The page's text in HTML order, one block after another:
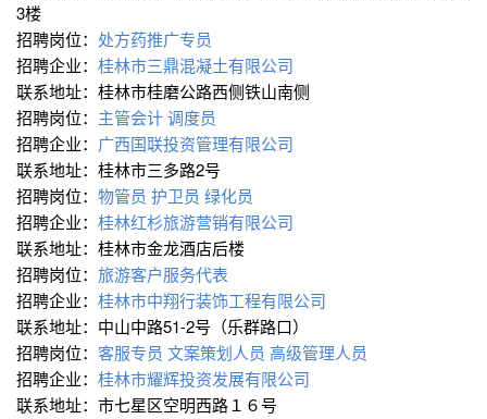
3楼
招聘岗位： 处方药推广专员
招聘企业： 桂林市三鼎混凝土有限公司
联系地址：桂林市桂磨公路西侧铁山南侧
招聘岗位： 主管会计调度员
招聘企业： 广西国联投资管理有限公司
联系地址：桂林市三多路2号
招聘岗位： 物管员 护卫员 绿化员
招聘企业： 桂林红杉旅游营销有限公司
联系地址：桂林市金龙酒店后楼
招聘岗位： 旅游客户服务代表
招聘企业： 桂林市中翔行装饰工程有限公司
联系地址：中山中路51-2号（乐群路口）
招聘岗位： 客服专员 文案策划人员 高级管理人员
招聘企业： 桂林市耀辉投资发展有限公司
联系地址：市七星区空明西路１６号